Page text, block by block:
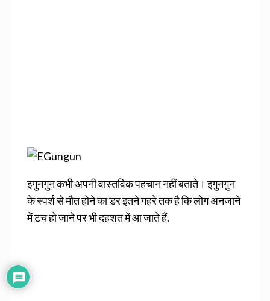
इगुनगुन कभी अपनी वास्तविक पहचान नहीं बताते। इगुनगुन
के स्पर्श से मौत होने का डर इतने गहरे तक है कि लोग अनजाने
में टच हो जाने पर भी दहशत में आ जाते हैं.